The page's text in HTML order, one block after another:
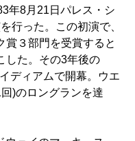
年8月21日パレス・シ
行った。この初演で、
賞３部門を受賞すると
した。その3年後の
ディアムで開幕。ウエ
)のロングランを達